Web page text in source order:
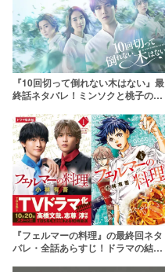
『10回切って倒れない木はない』最
終話ネタバレ！ミンソクと桃子の結
気になる
『フェルマーの料理』の最終回ネタ
バレ・全話あらすじ！ドラマの結末